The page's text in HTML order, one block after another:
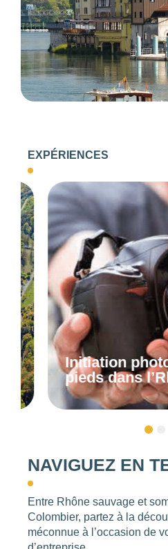
EXPÉRIENCES
Initiation photo
pieds dans
NAVIGUEZ EN
Entre Rhône sauvage et
Colombier, partez à la
méconnue à l’occasion de